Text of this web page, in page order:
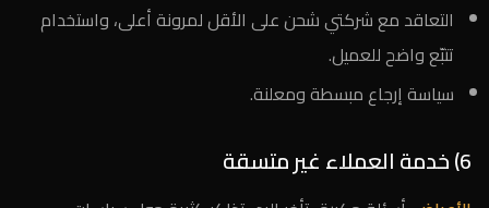
التعاقد مع شركتي شحن على الأقل لمرونة أعلى، واستخدام
تتبّع واضح للعميل.
سياسة إرجاع مبسطة ومعلنة.
6) خدمة العملاء غير متسقة